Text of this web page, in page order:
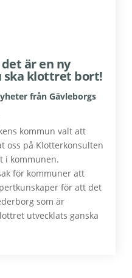
är en ny
ska klottret bort!
från Gävleborgs
kommun valt att
oss på Klotterkonsulten
i kommunen.
för kommuner att
för att det
som är
utvecklats ganska